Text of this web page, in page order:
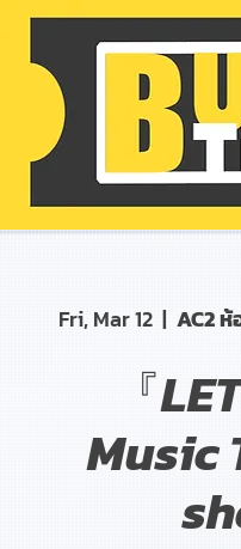
Fri, Mar 12
  |
AC2
『
Music